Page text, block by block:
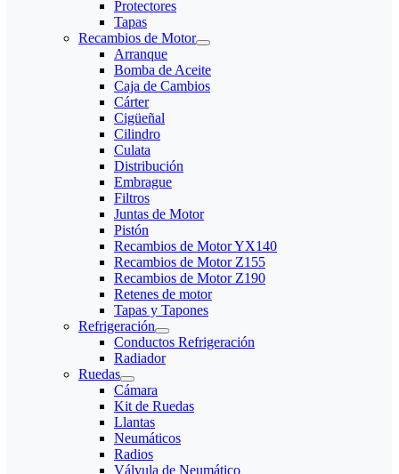
Protectores
Tapas
Recambios de Motor
Arranque
Bomba de Aceite
Caja de Cambios
Cárter
Cigüeñal
Cilindro
Culata
Distribución
Embrague
Filtros
Juntas de Motor
Pistón
Recambios de Motor YX140
Recambios de Motor Z155
Recambios de Motor Z190
Retenes de motor
Tapas y Tapones
Refrigeración
Conductos Refrigeración
Radiador
Ruedas
Cámara
Kit de Ruedas
Llantas
Neumáticos
Radios
Válvula de Neumático